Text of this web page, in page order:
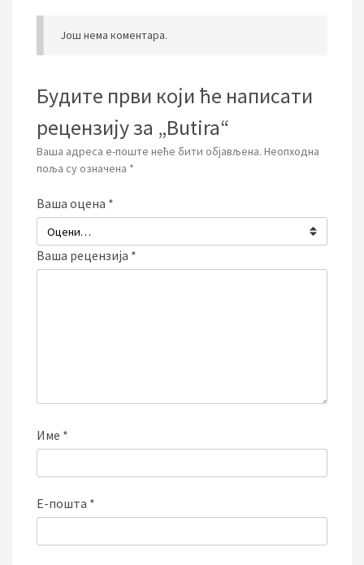
Још нема коментара.
Будите први који ће написати
рецензију за „Butira“
Ваша адреса е-поште неће бити објављена. Неопходна
поља су означена *
Ваша оцена *
Ваша рецензија *
Име *
Е-пошта *